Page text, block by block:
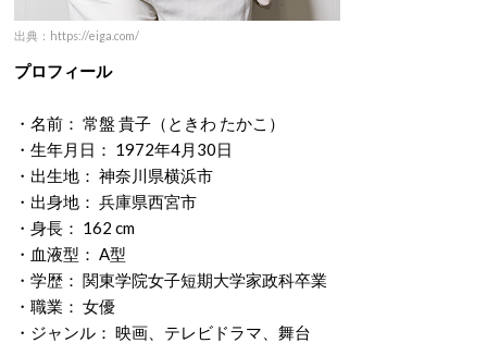
出典：https://eiga.com/
プロフィール
・名前： 常盤 貴子（ときわ たかこ）
・生年月日： 1972年4月30日
・出生地： 神奈川県横浜市
・出身地： 兵庫県西宮市
・身長： 162 cm
・血液型： A型
・学歴： 関東学院女子短期大学家政科卒業
・職業： 女優
・ジャンル： 映画、テレビドラマ、舞台